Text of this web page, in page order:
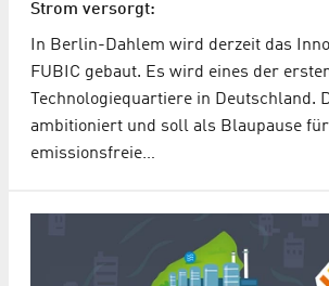
Strom versorgt:
In Berlin-Dahlem wird derzeit das
FUBIC gebaut. Es wird eines der
Technologiequartiere in Deutschland.
ambitioniert und soll als Blaupause
emissionsfreie…